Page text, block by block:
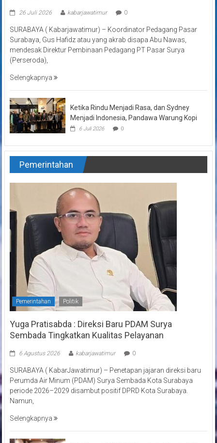
26 Juli 2026 kabarjawatimur 0
SURABAYA ( Kabarjawatimur) – Koordinator Pedagang Pasar
Surabaya, Gus Hafidz atau yang akrab disapa Abu Nawas,
mendesak Direktur Pembinaan Pedagang PT Pasar Surya
(Perseroda),
Selengkapnya
Ketika Rindu Menjadi Rasa, dan Sydney
Menjadi Indonesia, Pandawa Warung Kopi
6 Juli 2026 0
Pemerintahan
Pemerintahan Politik
Yuga Pratisabda : Direksi Baru PDAM Surya
Sembada Tingkatkan Kualitas Pelayanan
6 Agustus 2026 kabarjawatimur 0
SURABAYA ( KabarJawatimur) – Penetapan jajaran direksi baru
Perumda Air Minum (PDAM) Surya Sembada Kota Surabaya
periode 2026–2029 disambut positif DPRD Kota Surabaya.
Namun,
Selengkapnya